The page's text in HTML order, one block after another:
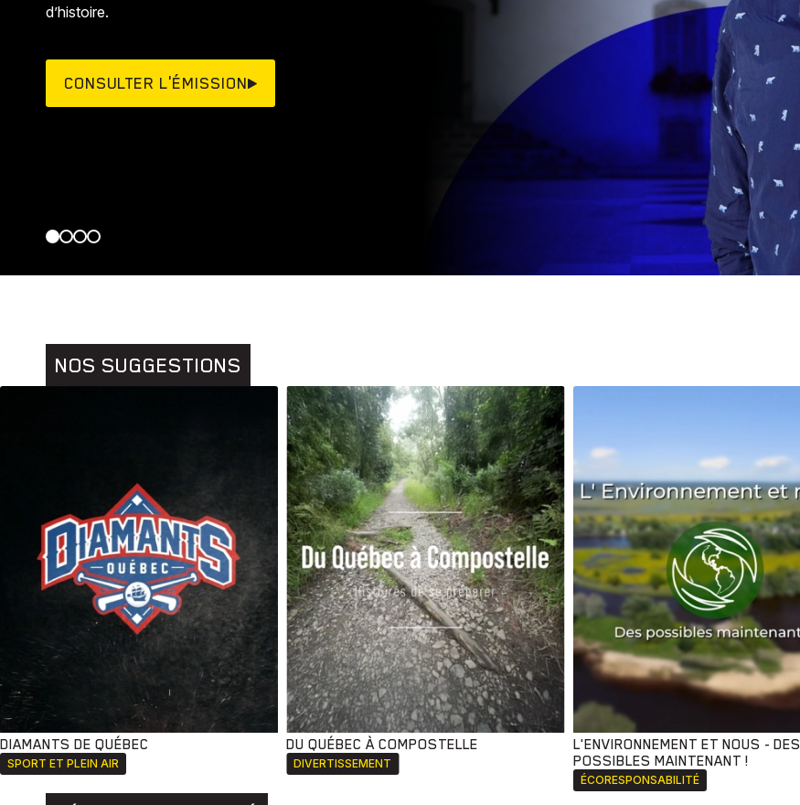
d’histoire.
CONSULTER L'ÉMISSION
NOS SUGGESTIONS
DIAMANTS DE QUÉBEC
SPORT ET PLEIN AIR
DU QUÉBEC À COMPOSTELLE
DIVERTISSEMENT
L'ENVIRONNEMENT ET NOUS - DES
POSSIBLES MAINTENANT !
ÉCORESPONSABILITÉ